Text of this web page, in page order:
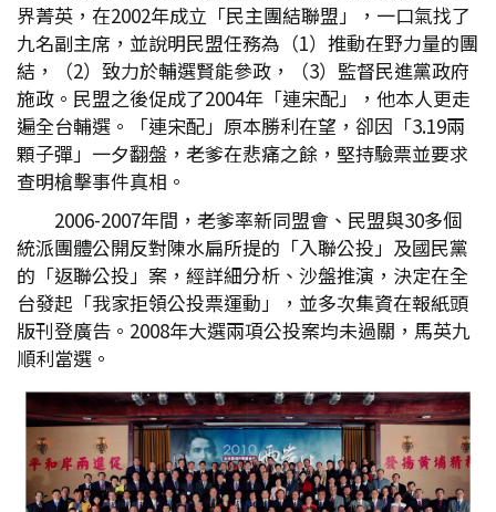
界菁英，在2002年成立「民主團結聯盟」，一口氣找了
九名副主席，並說明民盟任務為（1）推動在野力量的團
結，（2）致力於輔選賢能參政，（3）監督民進黨政府
施政。民盟之後促成了2004年「連宋配」，他本人更走
遍全台輔選。「連宋配」原本勝利在望，卻因「3.19兩
顆子彈」一夕翻盤，老爹在悲痛之餘，堅持驗票並要求
查明槍擊事件真相。
2006-2007年間，老爹率新同盟會、民盟與30多個
統派團體公開反對陳水扁所提的「入聯公投」及國民黨
的「返聯公投」案，經詳細分析、沙盤推演，決定在全
台發起「我家拒領公投票運動」，並多次集資在報紙頭
版刊登廣告。2008年大選兩項公投案均未過關，馬英九
順利當選。